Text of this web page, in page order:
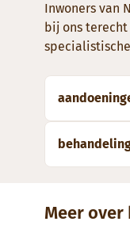
Inwoners van
bij ons terecht
Meer